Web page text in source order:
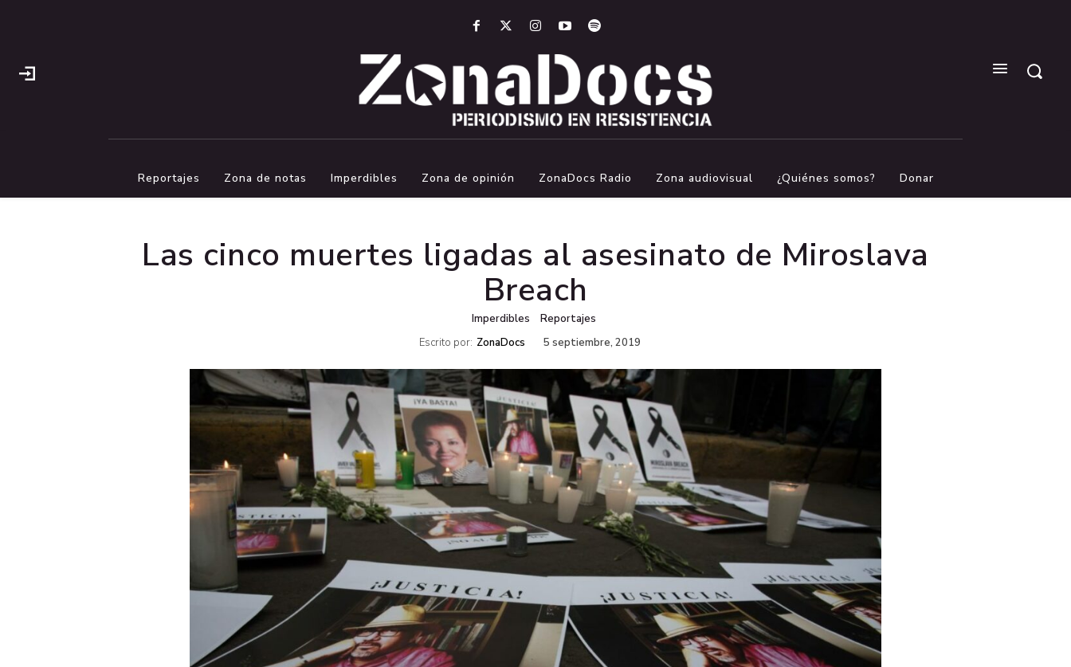
Reportajes Zona de notas Imperdibles Zona de opinión ZonaDocs Radio Zona audiovisual ¿Quiénes somos? Donar
Las cinco muertes ligadas al asesinato de Miroslava
Breach
Imperdibles
Reportajes
Escrito por: ZonaDocs 5 septiembre, 2019